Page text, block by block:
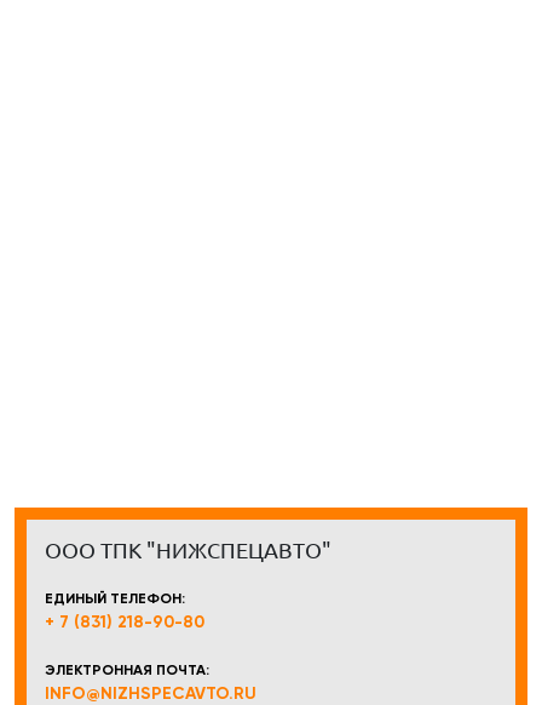
ООО ТПК "НИЖСПЕЦАВТО"
ЕДИНЫЙ ТЕЛЕФОН:
+ 7 (831) 218-90-80
ЭЛЕКТРОННАЯ ПОЧТА:
INFO@NIZHSPECAVTO.RU